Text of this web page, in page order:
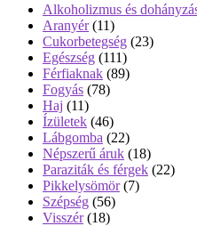
Alkoholizmus és
Aranyér(11)
Cukorbetegség (23)
Egészség (111)
Férfiaknak (89)
Fogyás (78)
Haj (11)
Ízületek (46)
Lábgomba (22)
Népszerű áruk (18)
Paraziták és férgek (22)
Pikkelysömör(7)
Szépség (56)
Visszér(18)